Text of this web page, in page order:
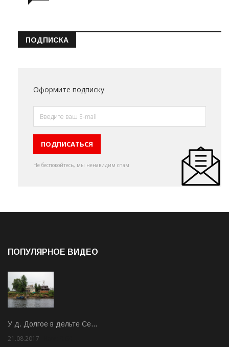
ПОДПИСКА
Оформите подписку
Не беспокойтесь, мы ненавидим спам
ПОПУЛЯРНОЕ ВИДЕО
У д. Долгое в дельте Се…
21.08.2017